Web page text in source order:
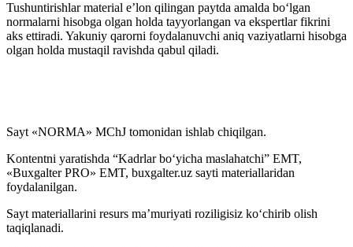
Tushuntirishlar material e’lon qilingan paytda amalda boʻlgan
normalarni hisobga olgan holda tayyorlangan va ekspertlar fikrini
aks ettiradi. Yakuniy qarorni foydalanuvchi aniq vaziyatlarni hisobga
olgan holda mustaqil ravishda qabul qiladi.
Sayt «NORMA» MChJ tomonidan ishlab chiqilgan.
Kontentni yaratishda “Kadrlar boʻyicha maslahatchi” EMT,
«Buxgalter PRO» EMT, buxgalter.uz sayti materiallaridan
foydalanilgan.
Sayt materiallarini resurs ma’muriyati roziligisiz koʻchirib olish
taqiqlanadi.